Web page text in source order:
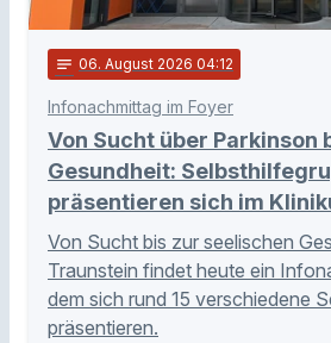
notes 06. August 2026 04:12
Infonachmittag im Foyer
Von Sucht über Parkinson
Gesundheit:
präsentieren sich im
Von Sucht bis zur seelischen
Traunstein findet heute ein
dem sich rund 15 verschiedene
präsentieren.